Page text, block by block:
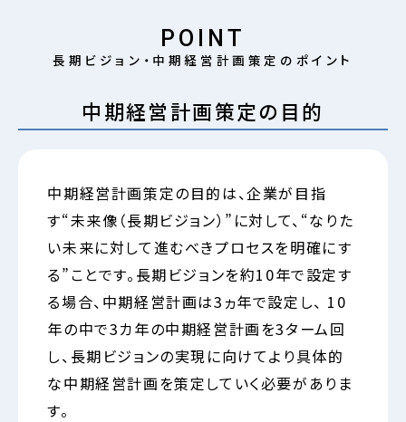
POINT
長期ビジョン・中期経営計画策定のポイント
中期経営計画策定の目的
中期経営計画策定の目的は、企業が目指
す“未来像（長期ビジョン）”に対して、“なりた
い未来に対して進むべきプロセスを明確にす
る”ことです。長期ビジョンを約10年で設定す
る場合、中期経営計画は3ヵ年で設定し、 10
年の中で3カ年の中期経営計画を3ターム回
し、長期ビジョンの実現に向けてより具体的
な中期経営計画を策定していく必要がありま
す。